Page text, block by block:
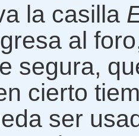
la casilla
al
segura,
cierto
ser